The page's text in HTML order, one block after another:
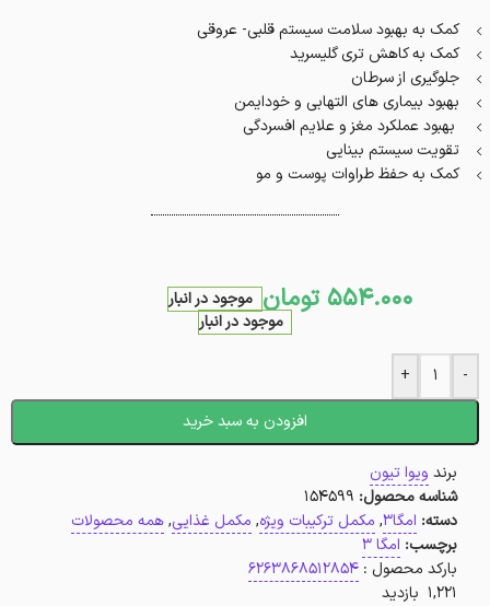
کمک به بهبود سلامت سیستم قلبی- عروقی
کمک به کاهش تری گلیسرید
جلوگیری از سرطان
بهبود بیماری های التهابی و خودایمن
بهبود عملکرد مغز و علایم افسردگی
تقویت سیستم بینایی
کمک به حفظ طراوات پوست و مو
554.000 تومان موجود در انبار
موجود در انبار
-
+
افزودن به سبد خرید
برند ویوا تیون
شناسه محصول: 154599
دسته: امگا3 , مکمل ترکیبات ویژه, مکمل غذایی,همه محصولات
برچسب: امگا 3
بارکد محصول : 6263868512854
1,221 بازدید